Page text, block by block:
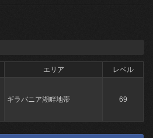
エリア レベル
ギラバニア湖畔地帯 69